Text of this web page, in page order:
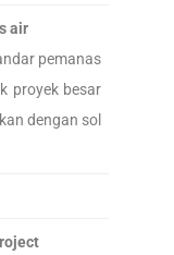
air
pemanas
proyek besar
dengan sol